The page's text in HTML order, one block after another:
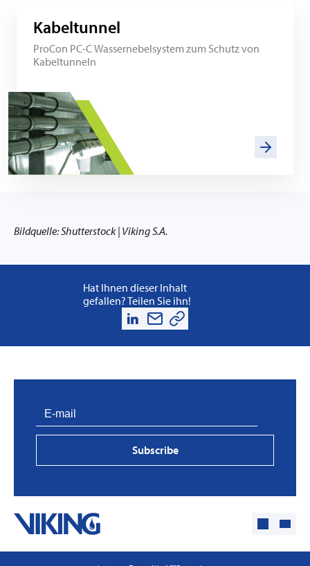
Kabeltunnel
ProCon PC-C Wassernebelsystem zum Schutz von
Kabeltunneln
Bildquelle: Shutterstock | Viking S.A.
Hat Ihnen dieser Inhalt
gefallen? Teilen Sie ihn!
Subscribe